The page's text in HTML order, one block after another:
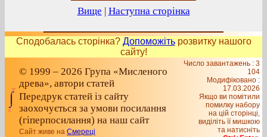
Вище | Наступна сторінка
Сподобалась сторінка? Допоможітьрозвитку нашого
сайту!
© 1999 – 2026 Група «Мисленого
древа», автори статей
Передрук статей із сайту
заохочується за умови посилання
(гіперпосилання) на наш сайт
Сайт живе на Смереці
Число завантажень : 3
104
Модифіковано :
17.03.2026
Якщо ви помітили
помилку набору
на цiй сторiнцi,
видiлiть її мишкою
та натисніть